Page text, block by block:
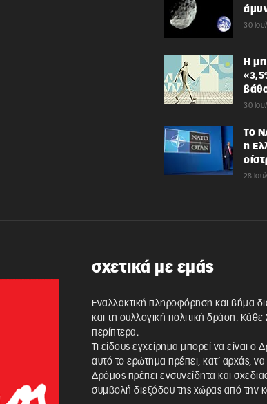
30
Η
30
Το
η
28
σχετικά με εμάς
Εναλλακτική πληροφόρηση και βήμα
και τη συλλογική πολιτική δράση. Κάθε
περίπτερα.
Τι είδους εγχείρημα μπορεί να είναι
αυτό το ερώτημα πρέπει, κατ’ αρχάς,
Δρόμος πρέπει ενσυνείδητα και
συμβολή διεξόδου της χώρας από την